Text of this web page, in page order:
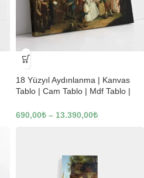
-23%
18 Yüzyıl Aydınlanma | Kanvas
Tablo | Cam Tablo | Mdf Tablo |
690,00₺ – 13.390,00₺